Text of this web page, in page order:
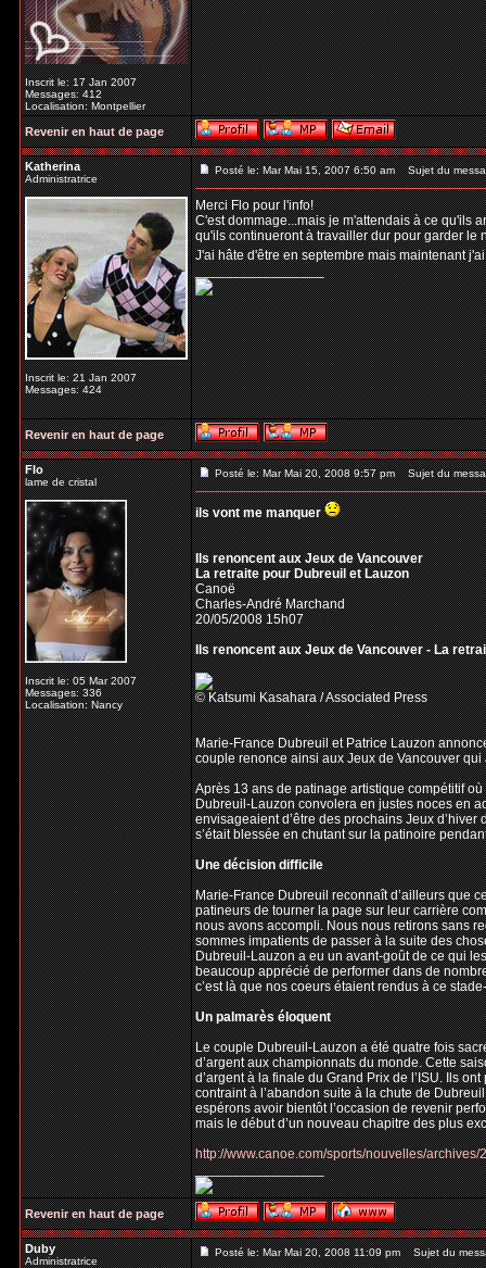
Inscrit le: 17 Jan 2007
Messages: 412
Localisation: Montpellier
Revenir en haut de page
Katherina
Administratrice
Inscrit le: 21 Jan 2007
Messages: 424
Posté le: Mar Mai 15, 2007 6:50 am Sujet du
Merci Flo pour l'info!
C'est dommage...mais je m'attendais à ce qu'ils
qu'ils continueront à travailler dur pour garder le
J'ai hâte d'être en septembre mais maintenant
_________________
Revenir en haut de page
Flo
lame de cristal
Inscrit le: 05 Mar 2007
Messages: 336
Localisation: Nancy
Posté le: Mar Mai 20, 2008 9:57 pm Sujet du
ils vont me manquer
Ils renoncent aux Jeux de Vancouver
La retraite pour Dubreuil et Lauzon
Canoë
Charles-André Marchand
20/05/2008 15h07
Ils renoncent aux Jeux de Vancouver - La
© Katsumi Kasahara / Associated Press
Marie-France Dubreuil et Patrice Lauzon
couple renonce ainsi aux Jeux de Vancouver
Après 13 ans de patinage artistique compétitif
Dubreuil-Lauzon convolera en justes noces en
envisageaient d’être des prochains Jeux
s’était blessée en chutant sur la patinoire
Une décision difficile
Marie-France Dubreuil reconnaît d’ailleurs que
patineurs de tourner la page sur leur carrière
nous avons accompli. Nous nous retirons sans
sommes impatients de passer à la suite des
Dubreuil-Lauzon a eu un avant-goût de ce qui
beaucoup apprécié de performer dans de
c’est là que nos coeurs étaient rendus à ce
Un palmarès éloquent
Le couple Dubreuil-Lauzon a été quatre fois
d’argent aux championnats du monde. Cette
d’argent à la finale du Grand Prix de l’ISU. Ils
contraint à l’abandon suite à la chute de
espérons avoir bientôt l’occasion de revenir
mais le début d’un nouveau chapitre des plus
http://www.canoe.com/sports/nouvelles/
_________________
Revenir en haut de page
Duby
Administratrice
Posté le: Mar Mai 20, 2008 11:09 pm Sujet du